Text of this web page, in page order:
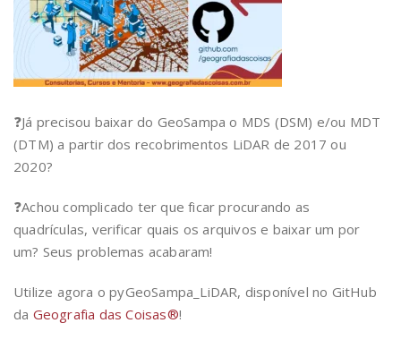
❓Já precisou baixar do GeoSampa o MDS (DSM) e/ou MDT
(DTM) a partir dos recobrimentos LiDAR de 2017 ou
2020?
❓Achou complicado ter que ficar procurando as
quadrículas, verificar quais os arquivos e baixar um por
um? Seus problemas acabaram!
Utilize agora o pyGeoSampa_LiDAR, disponível no GitHub
da Geografia das Coisas®!